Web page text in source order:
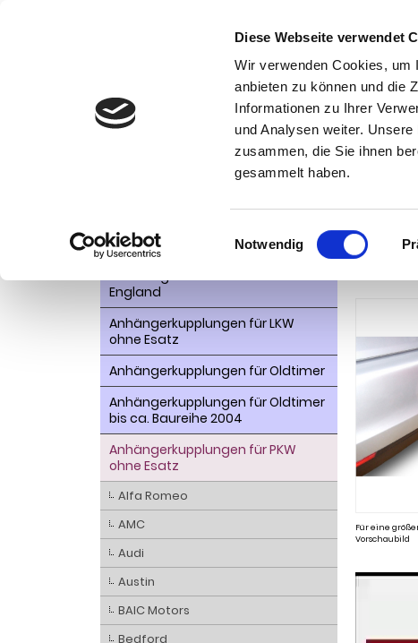
Diese Webseite verwendet
Wir verwenden Cookies, um
anbieten zu können und die
Informationen zu Ihrer
und Analysen weiter.
zusammen, die Sie ihnen
gesammelt haben.
Einwilligungsauswahl
Notwendig
1970-
Für eine
Vorschaubild
Kategorien
AHK- Zubehör, Ersatzteile
Anhängelast erhöhen
Anhängerkupplungen für
Fahrzeuge aus den USA Canada
England
Anhängerkupplungen für LKW
ohne Esatz
Anhängerkupplungen für Oldtimer
Anhängerkupplungen für Oldtimer
bis ca. Baureihe 2004
Anhängerkupplungen für PKW
ohne Esatz
Alfa Romeo
AMC
Audi
Austin
BAIC Motors
Bedford